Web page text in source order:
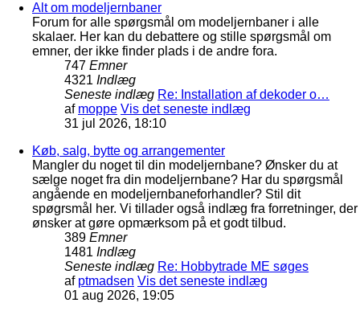
Alt om modeljernbaner
Forum for alle spørgsmål om modeljernbaner i alle
skalaer. Her kan du debattere og stille spørgsmål om
emner, der ikke finder plads i de andre fora.
747 Emner
4321 Indlæg
Seneste indlæg Re: Installation af dekoder o…
af moppe Vis det seneste indlæg
31 jul 2026, 18:10
Køb, salg, bytte og arrangementer
Mangler du noget til din modeljernbane? Ønsker du at
sælge noget fra din modeljernbane? Har du spørgsmål
angående en modeljernbaneforhandler? Stil dit
spøgrsmål her. Vi tillader også indlæg fra forretninger, der
ønsker at gøre opmærksom på et godt tilbud.
389 Emner
1481 Indlæg
Seneste indlæg Re: Hobbytrade ME søges
af ptmadsen Vis det seneste indlæg
01 aug 2026, 19:05